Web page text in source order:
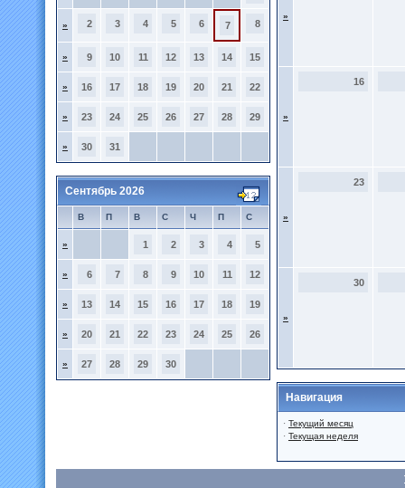
» 2 3 4 5 6 7 8
» 9 10 11 12 13 14 15
» 16 17 18 19 20 21 22
» 23 24 25 26 27 28 29
» 30 31
Сентябрь 2026
В П В С Ч П С
» 1 2 3 4 5
» 6 7 8 9 10 11 12
» 13 14 15 16 17 18 19
» 20 21 22 23 24 25 26
» 27 28 29 30
»
»
16
»
23
»
30
Навигация
· Текущий месяц
· Текущая неделя